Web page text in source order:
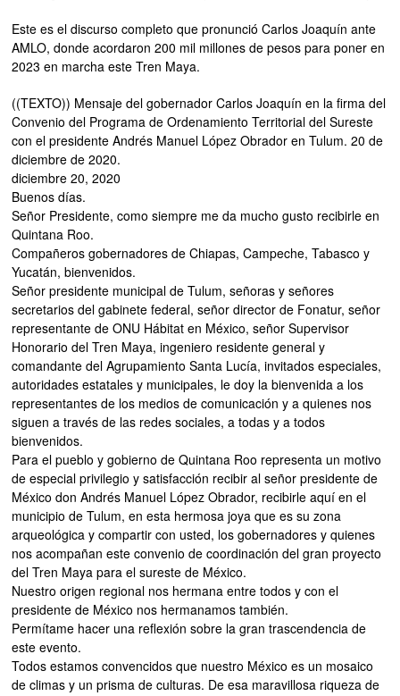
Este es el discurso completo que pronunció Carlos Joaquín ante
AMLO, donde acordaron 200 mil millones de pesos para poner en
2023 en marcha este Tren Maya.
((TEXTO)) Mensaje del gobernador Carlos Joaquín en la firma del
Convenio del Programa de Ordenamiento Territorial del Sureste
con el presidente Andrés Manuel López Obrador en Tulum. 20 de
diciembre de 2020.
diciembre 20, 2020
Buenos días.
Señor Presidente, como siempre me da mucho gusto recibirle en
Quintana Roo.
Compañeros gobernadores de Chiapas, Campeche, Tabasco y
Yucatán, bienvenidos.
Señor presidente municipal de Tulum, señoras y señores
secretarios del gabinete federal, señor director de Fonatur, señor
representante de ONU Hábitat en México, señor Supervisor
Honorario del Tren Maya, ingeniero residente general y
comandante del Agrupamiento Santa Lucía, invitados especiales,
autoridades estatales y municipales, le doy la bienvenida a los
representantes de los medios de comunicación y a quienes nos
siguen a través de las redes sociales, a todas y a todos
bienvenidos.
Para el pueblo y gobierno de Quintana Roo representa un motivo
de especial privilegio y satisfacción recibir al señor presidente de
México don Andrés Manuel López Obrador, recibirle aquí en el
municipio de Tulum, en esta hermosa joya que es su zona
arqueológica y compartir con usted, los gobernadores y quienes
nos acompañan este convenio de coordinación del gran proyecto
del Tren Maya para el sureste de México.
Nuestro origen regional nos hermana entre todos y con el
presidente de México nos hermanamos también.
Permítame hacer una reflexión sobre la gran trascendencia de
este evento.
Todos estamos convencidos que nuestro México es un mosaico
de climas y un prisma de culturas. De esa maravillosa riqueza de